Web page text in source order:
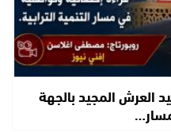
العرش المجيد بالجهة